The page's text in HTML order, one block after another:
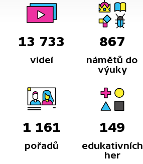
13 733
videí
867
námětů do
výuky
1 161
pořadů
149
edukativních
her